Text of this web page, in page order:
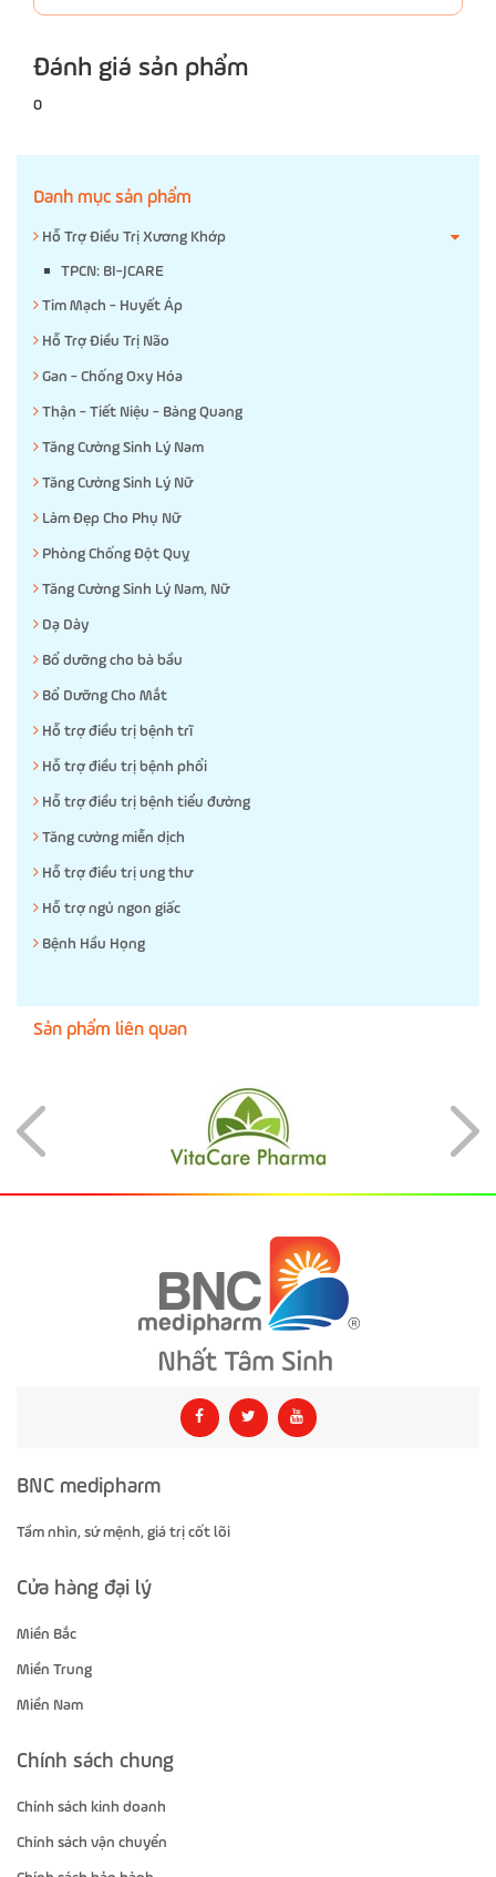
Đánh giá sản phẩm
0
Danh mục sản phẩm
Hỗ Trợ Điều Trị Xương Khớp
TPCN: BI-JCARE
Tim Mạch - Huyết Áp
Hỗ Trợ Điều Trị Não
Gan - Chống Oxy Hóa
Thận - Tiết Niệu - Bàng Quang
Tăng Cường Sinh Lý Nam
Tăng Cường Sinh Lý Nữ
Làm Đẹp Cho Phụ Nữ
Phòng Chống Đột Quỵ
Tăng Cường Sinh Lý Nam, Nữ
Dạ Dày
Bổ dưỡng cho bà bầu
Bổ Dưỡng Cho Mắt
Hỗ trợ điều trị bệnh trĩ
Hỗ trợ điều trị bệnh phổi
Hỗ trợ điều trị bệnh tiểu đường
Tăng cường miễn dịch
Hỗ trợ điều trị ung thư
Hỗ trợ ngủ ngon giấc
Bệnh Hầu Họng
Sản phẩm liên quan
BNC medipharm
Tầm nhìn, sứ mệnh, giá trị cốt lõi
Cửa hàng đại lý
Miền Bắc
Miền Trung
Miền Nam
Chính sách chung
Chính sách kinh doanh
Chính sách vận chuyển